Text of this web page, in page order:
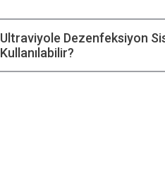
Ultraviyole Dezenfeksiyon
Kullanılabilir?